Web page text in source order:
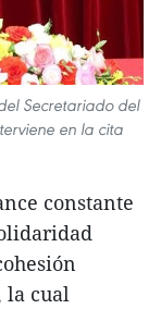
Secretariado del
en la cita
constante
la cual